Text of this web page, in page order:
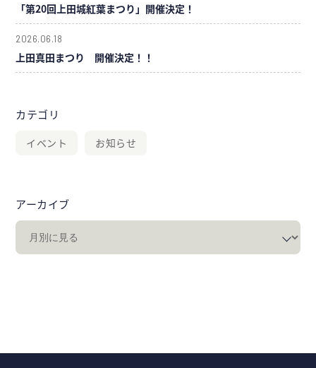
「第20回上田城紅葉まつり」開催決定！
2026.06.18
上田真田まつり 開催決定！！
カテゴリ
イベント お知らせ
アーカイブ